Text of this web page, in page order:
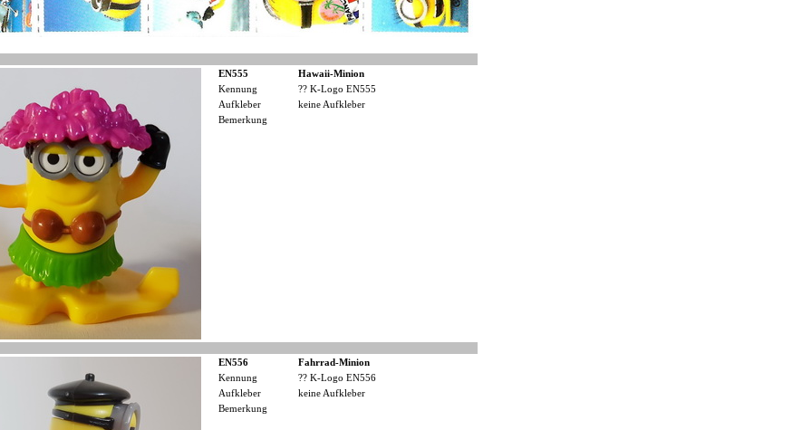
EN555
Hawaii-Minion
Kennung
?? K-Logo EN555
Aufkleber
keine Aufkleber
Bemerkung
EN556
Fahrrad-Minion
Kennung
?? K-Logo EN556
Aufkleber
keine Aufkleber
Bemerkung